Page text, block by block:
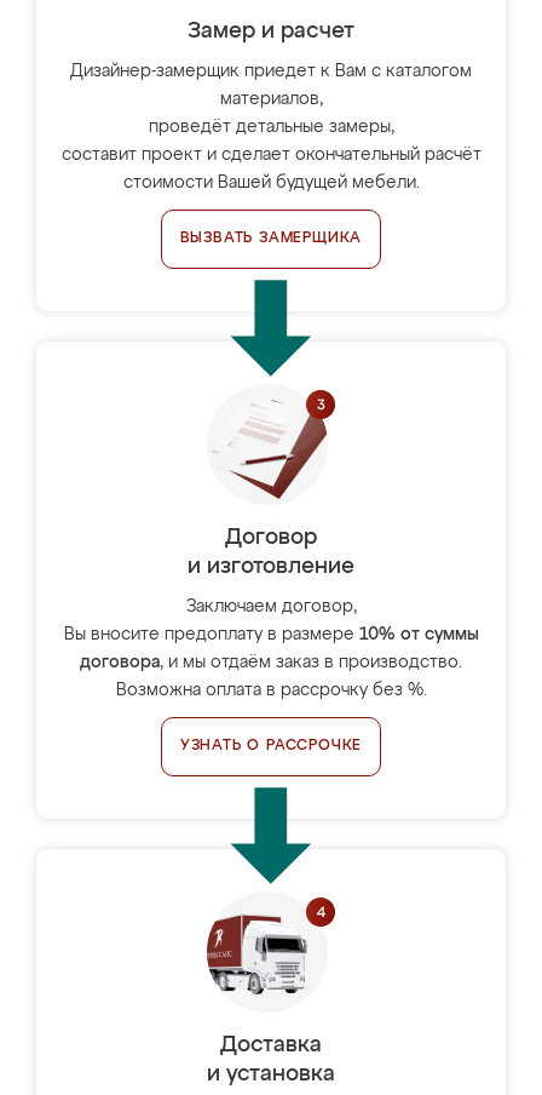
Замер и расчет
Дизайнер-замерщик приедет к Вам с каталогом
материалов,
проведёт детальные замеры,
составит проект и сделает окончательный расчёт
стоимости Вашей будущей мебели.
ВЫЗВАТЬ ЗАМЕРЩИКА
Договор
и изготовление
Заключаем договор,
Вы вносите предоплату в размере 10% от суммы
договора, и мы отдаём заказ в производство.
Возможна оплата в рассрочку без %.
УЗНАТЬ О РАССРОЧКЕ
Доставка
и установка